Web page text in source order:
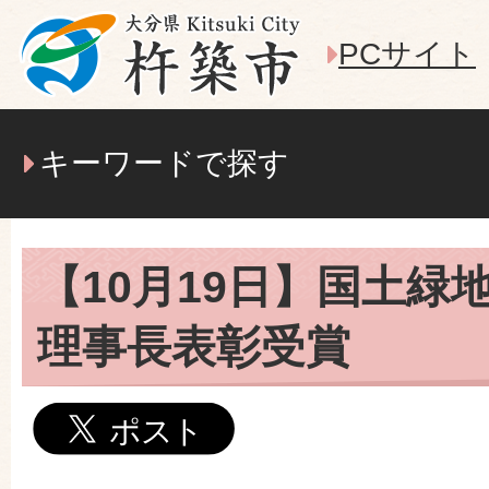
PCサイト
キーワードで探す
【10月19日】国土緑
理事長表彰受賞